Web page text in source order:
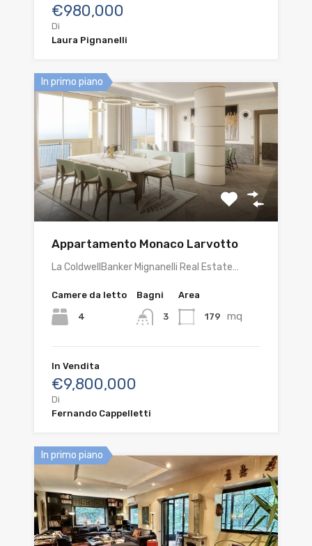
€980,000
Di
Laura Pignanelli
In primo piano
Appartamento Monaco Larvotto
La ColdwellBanker Mignanelli Real Estate…
Camere da letto
4
Bagni
3
Area
179 mq
In Vendita
€9,800,000
Di
Fernando Cappelletti
In primo piano